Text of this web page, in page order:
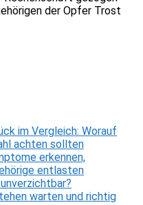
der Opfer Trost
im Vergleich: Worauf
achten sollten
erkennen,
entlasten
warten und richtig